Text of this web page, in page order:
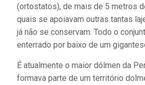
(ortostatos), de mais de 5 metros
quais se apoiavam outras tantas
já não se conservam. Todo o
enterrado por baixo de um
É atualmente o maior dólmen da
formava parte de um território